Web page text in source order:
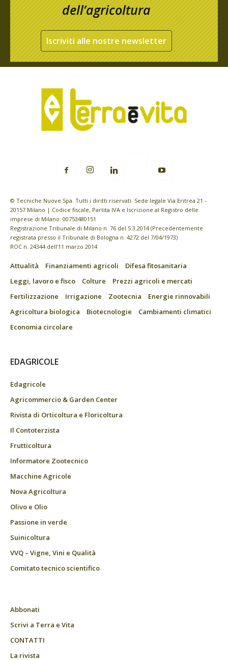
dell’agricoltura
Iscriviti alle nostre newsletter
© Tecniche Nuove Spa. Tutti i diritti riservati. Sede legale Via Eritrea 21 -
20157 Milano | Codice fiscale, Partita IVA e Iscrizione al Registro delle
imprese di Milano: 00753480151
Registrazione Tribunale di Milano n. 76 del 5.3.2014 (Precedentemente
registrata presso il Tribunale di Bologna n. 4272 del 7/04/1973)
ROC n. 24344 dell’11 marzo 2014
Attualità Finanziamenti agricoli
Difesa fitosanitaria
Leggi, lavoro e fisco
Colture
Prezzi agricoli e mercati
Fertilizzazione
Irrigazione Zootecnia
Energie rinnovabili
Agricoltura biologica
Biotecnologie
Cambiamenti climatici
Economia circolare
EDAGRICOLE
Edagricole
Agricommercio & Garden Center
Rivista di Orticoltura e Floricoltura
Il Contoterzista
Frutticoltura
Informatore Zootecnico
Macchine Agricole
Nova Agricoltura
Olivo e Olio
Passione in verde
Suinicoltura
VVQ – Vigne, Vini e Qualità
Comitato tecnico scientifico
Abbonati
Scrivi a Terra e Vita
CONTATTI
La rivista